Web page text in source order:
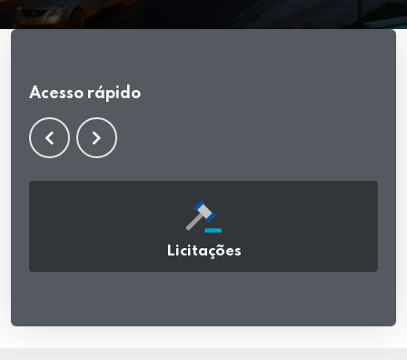
Acesso rápido
Licitações